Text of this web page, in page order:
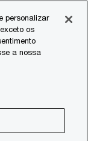
personalizar
os
a nossa